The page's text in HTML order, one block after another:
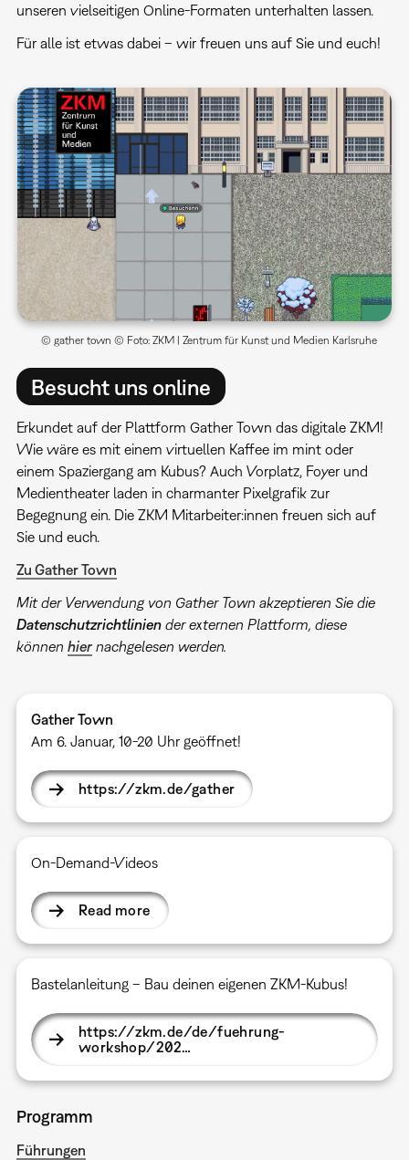
unseren vielseitigen Online-Formaten unterhalten lassen.
Für alle ist etwas dabei – wir freuen uns auf Sie und euch!
Besucht uns online
Erkundet auf der Plattform Gather Town das digitale ZKM!
Wie wäre es mit einem virtuellen Kaffee im mint oder
einem Spaziergang am Kubus? Auch Vorplatz, Foyer und
Medientheater laden in charmanter Pixelgrafik zur
Begegnung ein. Die ZKM Mitarbeiter:innen freuen sich auf
Sie und euch.
Zu Gather Town
Mit der Verwendung von Gather Town akzeptieren Sie die
Datenschutzrichtliniender externen Plattform, diese
können hiernachgelesen werden.
© gather town © Foto: ZKM | Zentrum für Kunst und Medien Karlsruhe
Gather Town
Am 6. Januar, 10-20 Uhr geöffnet!
https://zkm.de/gather
On-Demand-Videos
Read more
Bastelanleitung – Bau deinen eigenen ZKM-Kubus!
https://zkm.de/de/fuehrung-
workshop/202…
Programm
Führungen